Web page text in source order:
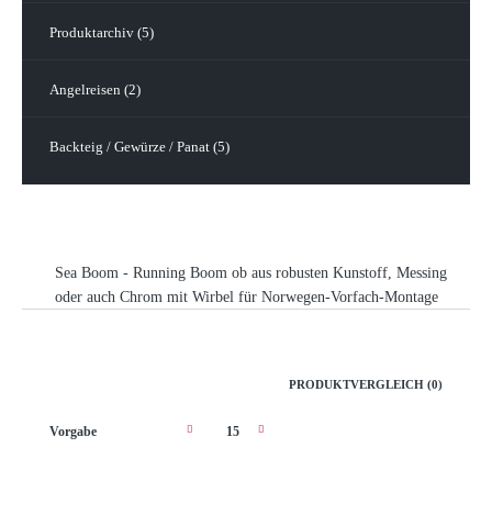
Produktarchiv (5)
Angelreisen (2)
Backteig / Gewürze / Panat (5)
Sea Boom - Running Boom ob aus robusten Kunstoff, Messing
oder auch Chrom mit Wirbel für Norwegen-Vorfach-Montage
PRODUKTVERGLEICH (0)